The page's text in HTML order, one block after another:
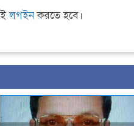
লগইনকরতে হবে।